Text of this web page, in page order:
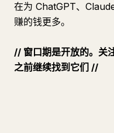
在为 ChatGPT、
赚的钱更多。
// 窗口期是开放的。关
之前继续找到它们 //